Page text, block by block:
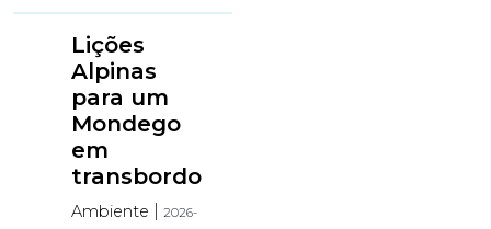
Lições
Alpinas
para um
Mondego
em
transbordo
Ambiente |2026-